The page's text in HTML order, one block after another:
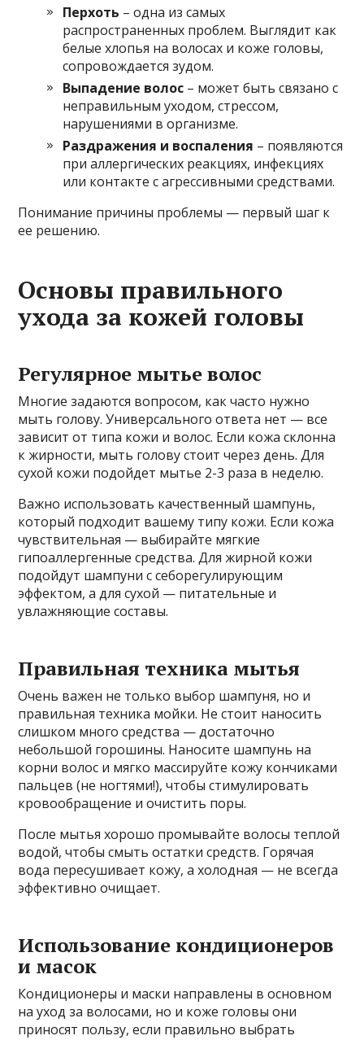
Перхоть – одна из самых
распространенных проблем. Выглядит как
белые хлопья на волосах и коже головы,
сопровождается зудом.
Выпадение волос – может быть связано с
неправильным уходом, стрессом,
нарушениями в организме.
Раздражения и воспаления – появляются
при аллергических реакциях, инфекциях
или контакте с агрессивными средствами.
Понимание причины проблемы — первый шаг к
ее решению.
Основы правильного
ухода за кожей головы
Регулярное мытье волос
Многие задаются вопросом, как часто нужно
мыть голову. Универсального ответа нет — все
зависит от типа кожи и волос. Если кожа склонна
к жирности, мыть голову стоит через день. Для
сухой кожи подойдет мытье 2-3 раза в неделю.
Важно использовать качественный шампунь,
который подходит вашему типу кожи. Если кожа
чувствительная — выбирайте мягкие
гипоаллергенные средства. Для жирной кожи
подойдут шампуни с себорегулирующим
эффектом, а для сухой — питательные и
увлажняющие составы.
Правильная техника мытья
Очень важен не только выбор шампуня, но и
правильная техника мойки. Не стоит наносить
слишком много средства — достаточно
небольшой горошины. Наносите шампунь на
корни волос и мягко массируйте кожу кончиками
пальцев (не ногтями!), чтобы стимулировать
кровообращение и очистить поры.
После мытья хорошо промывайте волосы теплой
водой, чтобы смыть остатки средств. Горячая
вода пересушивает кожу, а холодная — не всегда
эффективно очищает.
Использование кондиционеров
и масок
Кондиционеры и маски направлены в основном
на уход за волосами, но и коже головы они
приносят пользу, если правильно выбрать